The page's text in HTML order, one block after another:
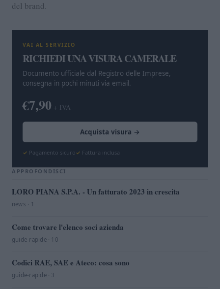
del brand.
VAI AL SERVIZIO
RICHIEDI UNA VISURA CAMERALE
Documento ufficiale dal Registro delle Imprese,
consegna in pochi minuti via email.
€7,90 + IVA
Acquista visura →
Pagamento sicuro Fattura inclusa
APPROFONDISCI
LORO PIANA S.P.A. - Un fatturato 2023 in crescita
news · 1
Come trovare l'elenco soci azienda
guide-rapide · 10
Codici RAE, SAE e Ateco: cosa sono
guide-rapide · 3